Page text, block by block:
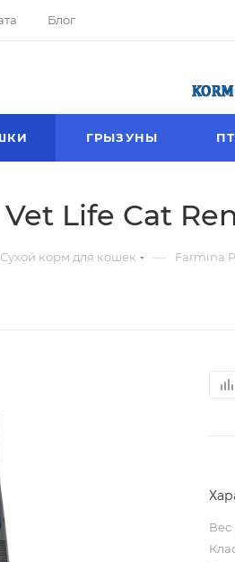
Блог
ГРЫЗУНЫ
Life Cat
Сухой корм для кошек — Farmina
Вес